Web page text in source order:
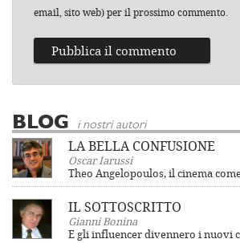
email, sito web) per il prossimo commento.
BLOG i nostri autori
LA BELLA CONFUSIONE
Oscar Iarussi
Theo Angelopoulos, il cinema
IL SOTTOSCRITTO
Gianni Bonina
E gli influencer divennero i nuovi